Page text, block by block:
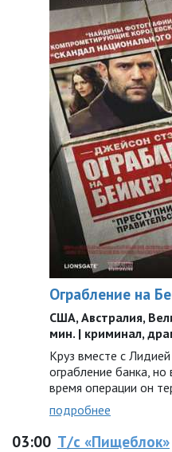
Ограбление на
США, Австралия,
мин. | криминал,
Круз вместе с
ограбление банка,
время операции он
подробнее
03:00 Т/с «Пищеблок»